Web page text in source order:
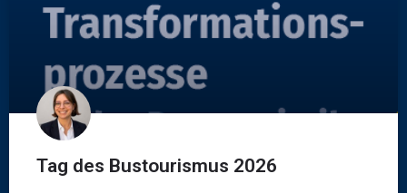
Tag des Bustourismus 2026